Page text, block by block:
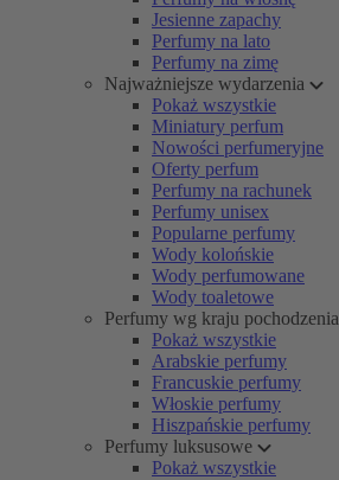
Jesienne zapachy
Perfumy na lato
Perfumy na zimę
Najważniejsze wydarzenia
Pokaż wszystkie
Miniatury perfum
Nowości perfumeryjne
Oferty perfum
Perfumy na rachunek
Perfumy unisex
Popularne perfumy
Wody kolońskie
Wody perfumowane
Wody toaletowe
Perfumy wg kraju pochodzenia
Pokaż wszystkie
Arabskie perfumy
Francuskie perfumy
Włoskie perfumy
Hiszpańskie perfumy
Perfumy luksusowe
Pokaż wszystkie